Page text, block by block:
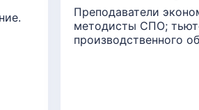
Преподаватели
методисты СПО;
производственного